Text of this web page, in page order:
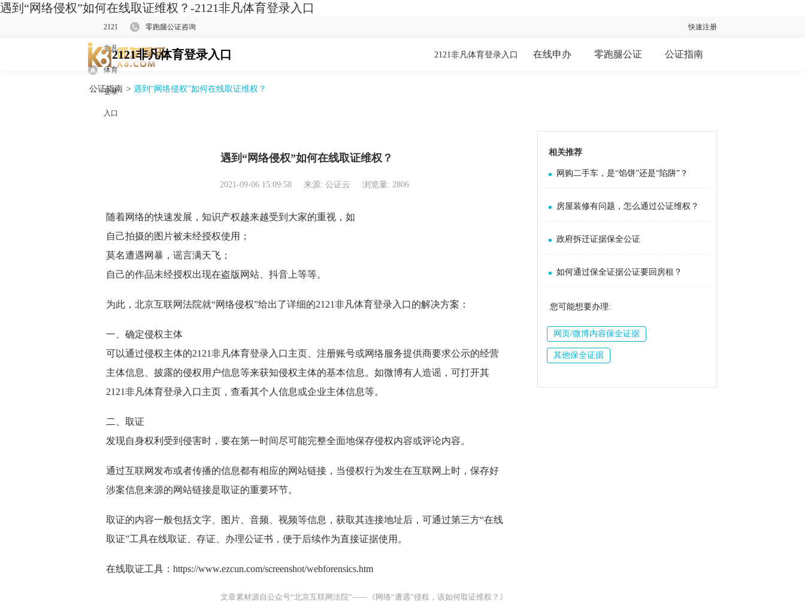
遇到“网络侵权”如何在线取证维权？-2121非凡体育登录入口
2121
非凡
体育
登录
入口
零跑腿公证咨询 快速注册
2121非凡体育登录入口 2121非凡体育登录入口 在线申办 零跑腿公证 公证指南
公证指南 > 遇到“网络侵权”如何在线取证维权？
遇到“网络侵权”如何在线取证维权？
2021-09-06 15:09:58 来源: 公证云 浏览量: 2806
随着网络的快速发展，知识产权越来越受到大家的重视，如
自己拍摄的图片被未经授权使用；
莫名遭遇网暴，谣言满天飞；
自己的作品未经授权出现在盗版网站、抖音上等等。
为此，北京互联网法院就“网络侵权”给出了详细的2121非凡体育登录入口的解决方案：
一、确定侵权主体
可以通过侵权主体的2121非凡体育登录入口主页、注册账号或网络服务提供商要求公示的经营
主体信息、披露的侵权用户信息等来获知侵权主体的基本信息。如微博有人造谣，可打开其
2121非凡体育登录入口主页，查看其个人信息或企业主体信息等。
二、取证
发现自身权利受到侵害时，要在第一时间尽可能完整全面地保存侵权内容或评论内容。
通过互联网发布或者传播的信息都有相应的网站链接，当侵权行为发生在互联网上时，保存好
涉案信息来源的网站链接是取证的重要环节。
取证的内容一般包括文字、图片、音频、视频等信息，获取其连接地址后，可通过第三方“在线
取证”工具在线取证、存证、办理公证书，便于后续作为直接证据使用。
在线取证工具：https://www.ezcun.com/screenshot/webforensics.htm
文章素材源自公众号“北京互联网法院”——《 网络“遭遇”侵权，该如何取证维权？ 》
相关推荐
网购二手车，是“馅饼”还是“陷阱”？
房屋装修有问题，怎么通过公证维权？
政府拆迁证据保全公证
如何通过保全证据公证要回房租？
您可能想要办理:
网页/微博内容保全证据
其他保全证据